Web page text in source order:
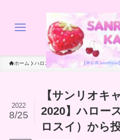
ホーム ハロスイ攻略
【サンリオキ
2020】ハロー
ロスイ）から
2022
8/25